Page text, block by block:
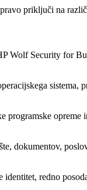
priključi na
Wolf Security for
dokumentov,
redno